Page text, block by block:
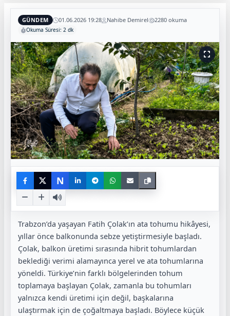
GÜNDEM 01.06.2026 19:28 Nahibe Demirel 2280 okuma
Okuma Süresi: 2 dk
N
Trabzon’da yaşayan Fatih Çolak’ın ata tohumu hikâyesi,
yıllar önce balkonunda sebze yetiştirmesiyle başladı.
Çolak, balkon üretimi sırasında hibrit tohumlardan
beklediği verimi alamayınca yerel ve ata tohumlarına
yöneldi. Türkiye’nin farklı bölgelerinden tohum
toplamaya başlayan Çolak, zamanla bu tohumları
yalnızca kendi üretimi için değil, başkalarına
ulaştırmak için de çoğaltmaya başladı. Böylece küçük